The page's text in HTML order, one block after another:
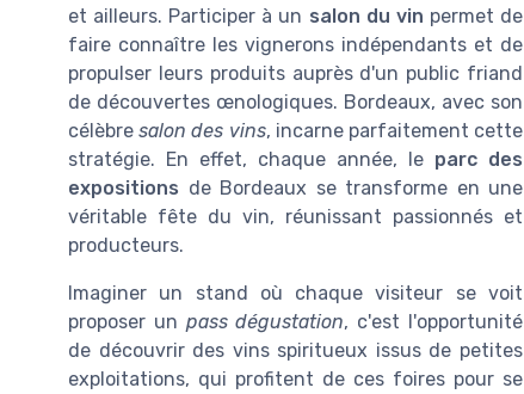
et ailleurs. Participer à un salon du vin permet de
faire connaître les vignerons indépendants et de
propulser leurs produits auprès d'un public friand
de découvertes œnologiques. Bordeaux, avec son
célèbresalon des vins, incarne parfaitement cette
stratégie. En effet, chaque année, le parc des
expositions de Bordeaux se transforme en une
véritable fête du vin, réunissant passionnés et
producteurs.
Imaginer un stand où chaque visiteur se voit
proposer un pass dégustation, c'est l'opportunité
de découvrir des vins spiritueux issus de petites
exploitations, qui profitent de ces foires pour se